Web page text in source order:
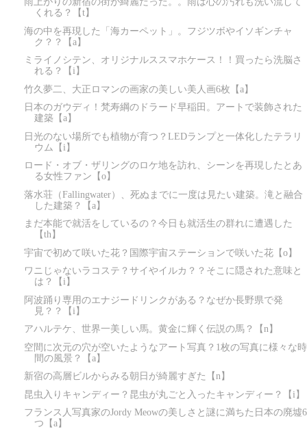
くれる？【t】
海の中を再現した「海カーペット」。フジツボやイソギンチャ
ク？？【a】
ミライノシテン、オリジナルススマホケース！！買ったら洗脳さ
れる？【i】
竹久夢二、大正ロマンの画家の美しい美人画6枚【a】
日本のガウディ！梵寿綱のドラード早稲田。アートで装飾された
建築【a】
日光のない場所でも植物が育つ？LEDランプと一体化したテラリ
ウム【i】
ロード・オブ・ザリングのロケ地を訪れ、シーンを再現したとあ
る女性ファン【o】
落水荘（Fallingwater）、死ぬまでに一度は見たい建築。滝と融合
した建築？【a】
まだ本能で就活をしているの？今日も就活生の群れに遭遇した
【th】
宇宙で初めて咲いた花？国際宇宙ステーションで咲いた花【o】
ワニじゃないラコステ？サイやイルカ？？そこに隠された意味と
は？【i】
阿波踊り専用のエナジードリンクがある？なぜか長野県で発
見？？【i】
アハルテケ、世界一美しい馬。黄金に輝く伝説の馬？【n】
空間に次元の穴が空いたようなアート写真？1枚の写真に様々な時
間の風景？【a】
新宿の高層ビルからみる朝日が綺麗すぎた【n】
昆虫入りキャンディー？昆虫が丸ごと入ったキャンディー？【i】
フランス人写真家のJordy Meowの美しさと謎に満ちた日本の廃墟6
つ【a】